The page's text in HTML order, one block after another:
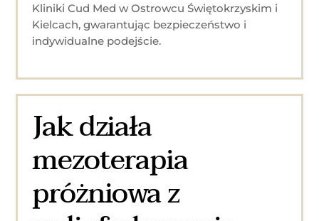
Kliniki Cud Med w Ostrowcu Świętokrzyskim i
Kielcach, gwarantując bezpieczeństwo i
indywidualne podejście.
Jak działa
mezoterapia
próżniowa z